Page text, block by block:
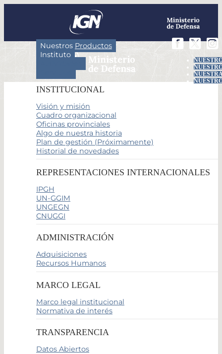
Nuestros Productos
Instituto
INSTITUCIONAL
Visión y misión
Cuadro organizacional
Oficinas provinciales
Algo de nuestra historia
Plan de gestión (Próximamente)
Historial de novedades
REPRESENTACIONES INTERNACIONALES
IPGH
UN-GGIM
UNGEGN
CNUGGI
ADMINISTRACIÓN
Adquisiciones
Recursos Humanos
MARCO LEGAL
Marco legal institucional
Normativa de interés
TRANSPARENCIA
Datos Abiertos